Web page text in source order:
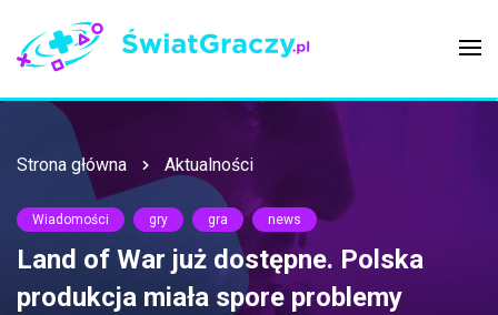
Strona główna Aktualności
Wiadomości gry gra news
Land of War już dostępne. Polska
produkcja miała spore problemy